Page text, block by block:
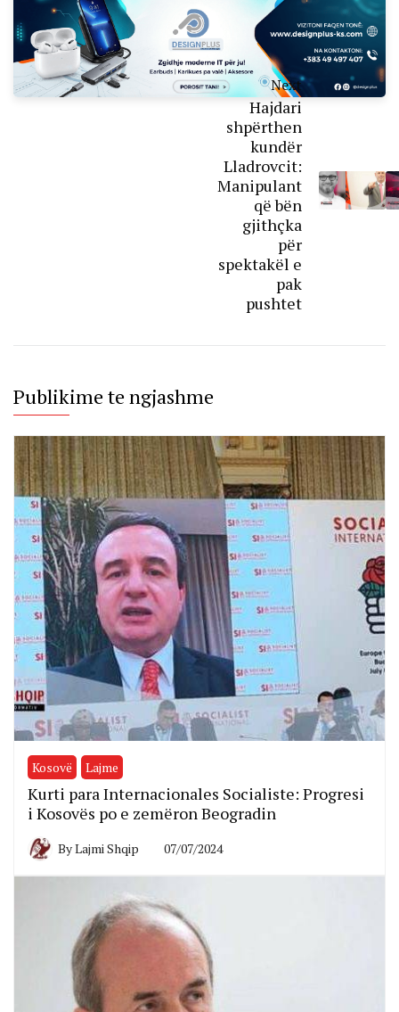
Next
Hajdari
shpërthen
kundër
Lladrovcit:
Manipulant
që bën
gjithçka
për
spektakël e
pak
pushtet
Publikime te ngjashme
Kosovë Lajme
Kurti para Internacionales Socialiste: Progresi
i Kosovës po e zemëron Beogradin
ByLajmi Shqip 07/07/2024